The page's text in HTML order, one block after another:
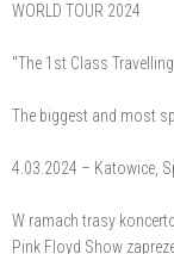
WORLD TOUR 2024
"The 1st Class
The biggest and most
4.03.2024 – Katowice,
W ramach trasy
Pink Floyd Show